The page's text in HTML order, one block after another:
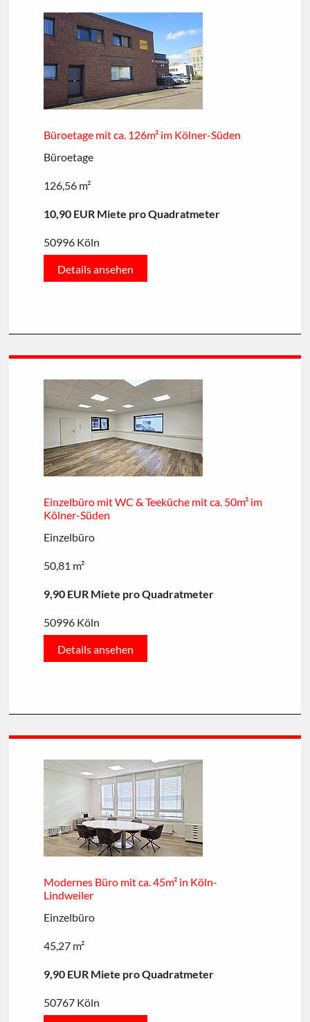
Büroetage mit ca. 126m² im Kölner-Süden
Büroetage
126,56 m²
10,90 EUR Miete pro Quadratmeter
50996 Köln
Details ansehen
Einzelbüro mit WC & Teeküche mit ca. 50m² im
Kölner-Süden
Einzelbüro
50,81 m²
9,90 EUR Miete pro Quadratmeter
50996 Köln
Details ansehen
Modernes Büro mit ca. 45m² in Köln-
Lindweiler
Einzelbüro
45,27 m²
9,90 EUR Miete pro Quadratmeter
50767 Köln